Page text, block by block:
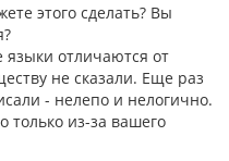
этого сделать? Вы
языки отличаются от
не сказали. Еще раз
- нелепо и нелогично.
только из-за вашего